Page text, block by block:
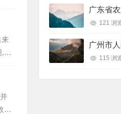
来
化
对
的
121 浏
115 浏